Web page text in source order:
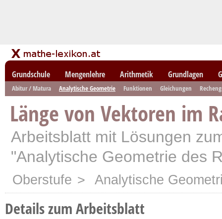
Grundschule Mengenlehre Arithmetik Grundlagen
Abitur / Matura Analytische Geometrie Funktionen Gleichungen
Länge von Vektoren im
Arbeitsblatt mit Lösungen
"Analytische Geometrie des
Oberstufe > Analytische
Details zum Arbeitsblatt